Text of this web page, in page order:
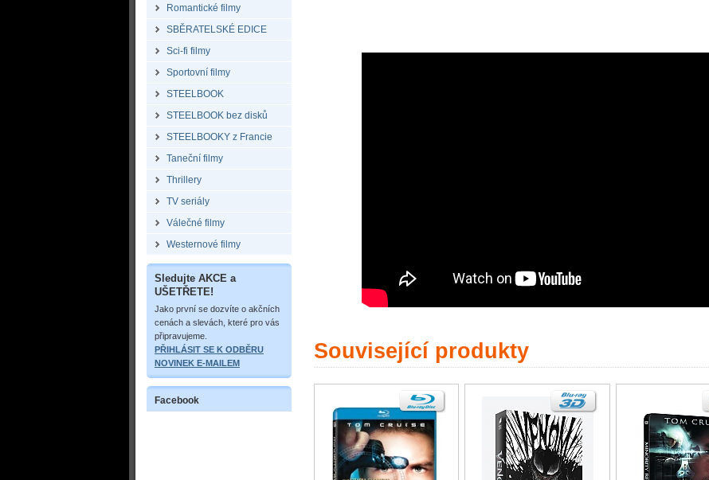
Romantické filmy
SBĚRATELSKÉ EDICE
Sci-fi filmy
Sportovní filmy
STEELBOOK
STEELBOOK bez disků
STEELBOOKY z Francie
Taneční filmy
Thrillery
TV seriály
Válečné filmy
Westernové filmy
Sledujte AKCE a
UŠETŘETE!
Jako první se dozvíte o akčních
cenách a slevách, které pro vás
připravujeme.
PŘIHLÁSIT SE K ODBĚRU
NOVINEK E-MAILEM
Facebook
Související produkty